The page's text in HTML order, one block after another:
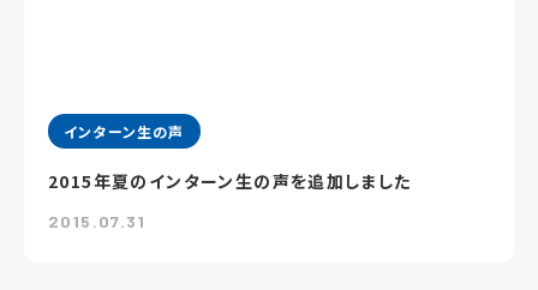
インターン生の声
2015年夏のインターン生の声を追加しました
2015.07.31